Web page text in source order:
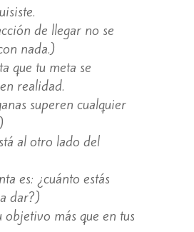
de llegar no se
nada.)
que tu meta se
realidad.
superen cualquier
al otro lado del
es: ¿cuánto estás
dar?)
objetivo más que en tus